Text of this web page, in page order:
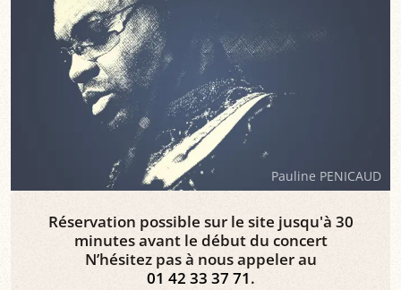
Pauline PENICAUD
Réservation possible sur le site jusqu'à 30
minutes avant le début du concert
N’hésitez pas à nous appeler au
01 42 33 37 71.